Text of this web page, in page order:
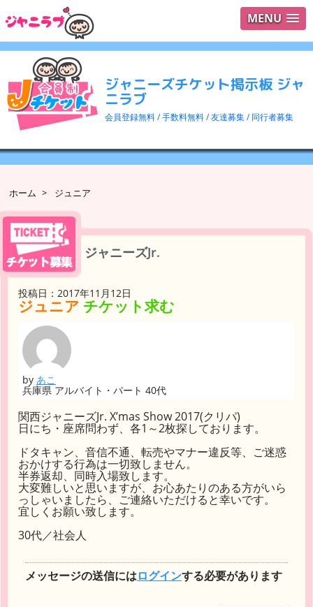
MENU
ジャニーズチケット掲示板 ジャ
ニラブ
会員登録無料 / 手数料無料 / 友達募集 / 同行者募集
ログイ
検索
ホーム > ジュニア
ジャニーズJr.
投稿日：2017年11月12日
ジュニア チケット求む
by あこ
兵庫県 アルバイト・パート 40代
関西ジャニーズJr. X’mas Show 2017(クリパ)
日にち・座席問わず、各1～2枚探しております。
ドタキャン、音信不通、転売やマナー違反等、ご迷惑
おかけする行為は一切致しません。
半券返却、同時入場致します。
大変難しいと思いますが、お心あたりのある方がいら
っしゃいましたら、ご連絡いただけると幸いです。
宜しくお願い致します。
30代／社会人
メッセージの送信にはログインする必要があります